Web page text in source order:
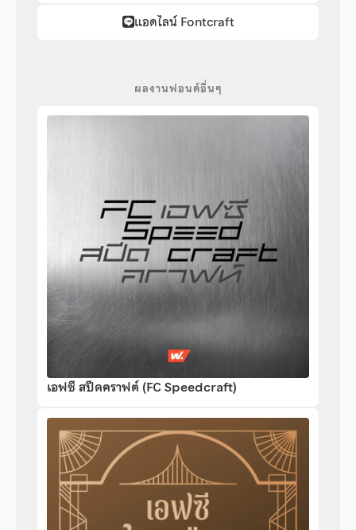
แอดไลน์ Fontcraft
ผลงานฟอนต์อื่นๆ
เอฟซี สปีดคราฟต์ (FC Speedcraft)